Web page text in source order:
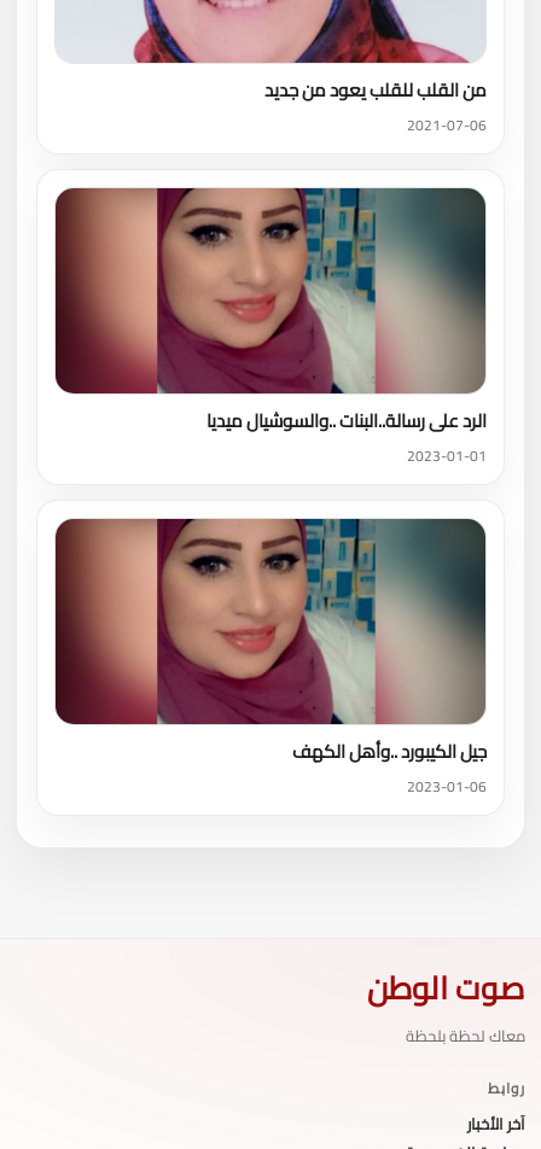
من القلب للقلب يعود من جديد
2021-07-06
الرد على رسالة..البنات ..والسوشيال ميديا
2023-01-01
جيل الكيبورد ..وأهل الكهف
2023-01-06
صوت الوطن
معاك لحظة بلحظة
روابط
آخر الأخبار